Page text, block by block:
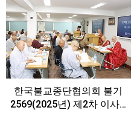
한국불교종단협의회 불기
2569(2025년) 제2차 이사…